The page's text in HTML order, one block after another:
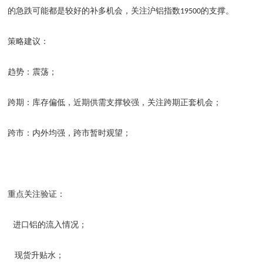
的急跌可能都是较好的补多机会，关注沪铝指数19500的支撑。
策略建议：
趋势：震荡；
跨期：库存偏低，近期供需支撑较强，关注跨期正套机会；
跨市：内外均强，跨市暂时观望；
重点关注验证：
进口铝的流入情况；
现货升贴水；